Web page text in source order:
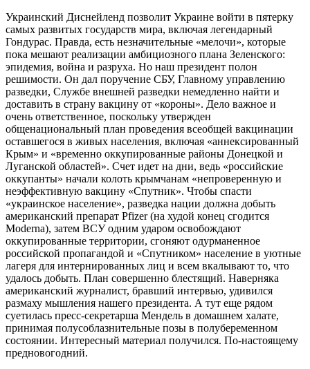
Украинский Диснейленд позволит Украине войти в пятерку
самых развитых государств мира, включая легендарный
Гондурас. Правда, есть незначительные «мелочи», которые
пока мешают реализации амбициозного плана Зеленского:
эпидемия, война и разруха. Но наш президент полон
решимости. Он дал поручение СБУ, Главному управлению
разведки, Службе внешней разведки немедленно найти и
доставить в страну вакцину от «короны». Дело важное и
очень ответственное, поскольку утвержден
общенациональный план проведения всеобщей вакцинации
оставшегося в живых населения, включая «аннексированный
Крым» и «временно оккупированные районы Донецкой и
Луганской областей». Счет идет на дни, ведь «российские
оккупанты» начали колоть крымчанам «непроверенную и
неэффективную вакцину «Спутник». Чтобы спасти
«украинское население», разведка нации должна добыть
американский препарат Pfizer (на худой конец сгодится
Moderna), затем ВСУ одним ударом освобождают
оккупированные территории, сгоняют одурманенное
российской пропагандой и «Спутником» население в уютные
лагеря для интернированных лиц и всем вкалывают то, что
удалось добыть. План совершенно блестящий. Наверняка
американский журналист, бравший интервью, удивился
размаху мышления нашего президента. А тут еще рядом
суетилась пресс-секретарша Мендель в домашнем халате,
принимая полусоблазнительные позы в полубеременном
состоянии. Интересный материал получился. По-настоящему
предновогодний.